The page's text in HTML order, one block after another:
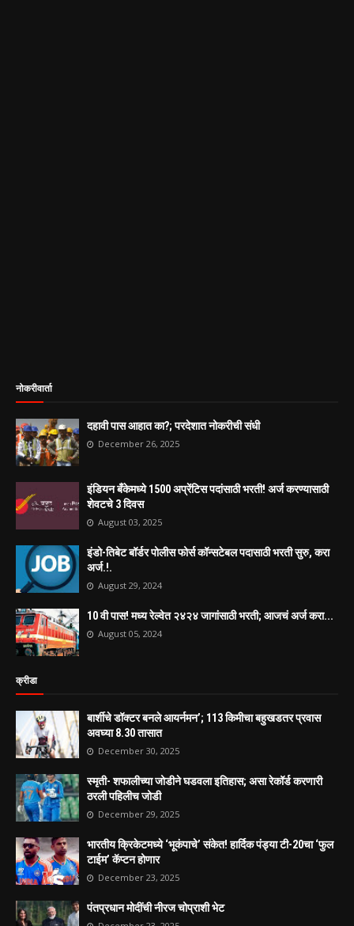
नोकरीवार्ता
दहावी पास आहात का?; परदेशात नोकरीची संधी
December 26, 2025
इंडियन बँकेमध्ये 1500 अप्रेंटिस पदांसाठी भरती! अर्ज करण्यासाठी
शेवटचे 3 दिवस
August 03, 2025
इंडो-तिबेट बॉर्डर पोलीस फोर्स कॉन्सटेबल पदासाठी भरती सुरु, करा
अर्ज.!.
August 29, 2024
10 वी पास! मध्य रेल्वेत २४२४ जागांसाठी भरती; आजचं अर्ज करा...
August 05, 2024
क्रीडा
बार्शीचे डॉक्टर बनले आयर्नमन’; 113 किमीचा बहुखडतर प्रवास
अवघ्या 8.30 तासात
December 30, 2025
स्मृती- शफालीच्या जोडीने घडवला इतिहास; असा रेकॉर्ड करणारी
ठरली पहिलीच जोडी
December 29, 2025
भारतीय क्रिकेटमध्ये ‘भूकंपाचे’ संकेत! हार्दिक पंड्या टी-20चा ‘फुल
टाईम’ कॅप्टन होणार
December 23, 2025
पंतप्रधान मोदींची नीरज चोप्राशी भेट